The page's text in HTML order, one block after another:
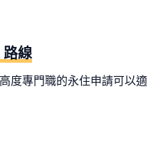
路線
度專門職的永住申請可以適